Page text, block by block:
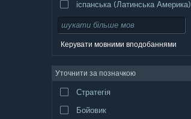
іспанська (Латинська Америка)
Керувати мовними вподобаннями
Уточнити за позначкою
Стратегія
Бойовик